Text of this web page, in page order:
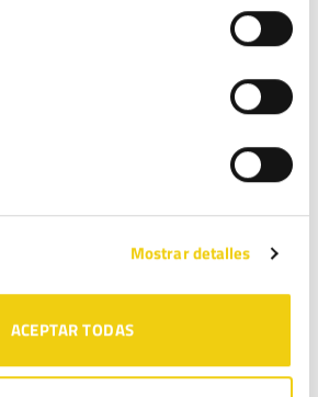
Mostrar detalles
ACEPTAR TODAS
Empresas
COMENTARIOS
todas las empresas y en qué consiste?
ya está sancionando con hasta 5.000 €